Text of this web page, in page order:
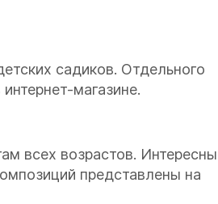
садиков. Отдельного
магазине.
всех возрастов.
представлены на